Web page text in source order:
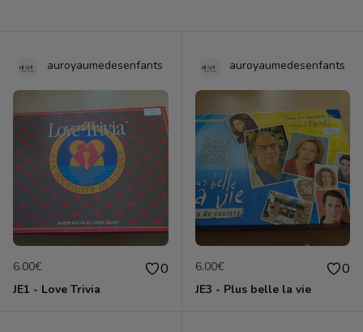
auroyaumedesenfants
6.00€ 0
JE1 - Love Trivia
auroyaumedesenfants
6.00€ 0
JE3 - Plus belle la vie